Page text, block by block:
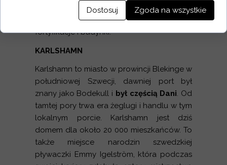
żeglować poRezerwacie Biosfery
, podziwiając niesamowite
fortyfikacje i budynki.
KARLSHAMN
Karlshamn to miasto w prowincji Blekinge w
południowej Szwecji, dawniej port był
znany jako Bodekull i był częścią Dani. Od
tamtej pory trwa era żeglugi i handlu w tym
lokalnym porcie. Karlshamn jest dziś
domem dla około 20 000 mieszkańców. To
także miejsce narodzin szwedzkiej
pływaczki Emmy Igelström, która podczas
Dostosuj Zgoda na wszystkie